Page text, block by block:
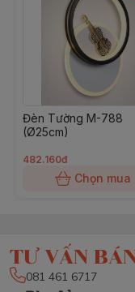
Đèn Tường M-788
(Ø25cm)
482.160đ
Chọn mua
TƯ VẤN
081 461 6717